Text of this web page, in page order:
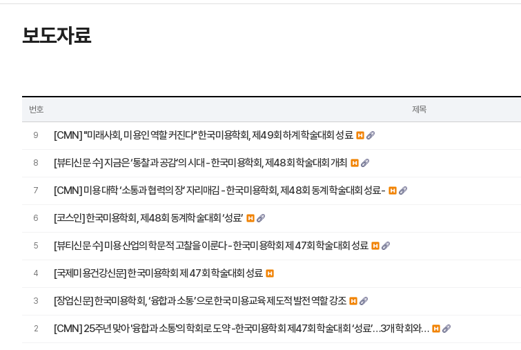
보도자료
번호
제목
9 [CMN] "미래사회, 미용인 역할 커진다" 한국미용학회, 제49회 하계 학술대회 성료
8 [뷰티신문 수] 지금은 ‘통찰과 공감’의 시대 - 한국미용학회, 제48회 학술대회 개최
7 [CMN] 미용 대학 ‘소통과 협력의 장’ 자리매김 - 한국미용학회, 제48회 동계 학술대회 성료-
6 [코스인] 한국미용학회, 제48회 동계학술대회 ‘성료’
5 [뷰티신문 수] 미용 산업의 학문적 고찰을 이룬다 - 한국미용학회 제 47회 학술대회 성료
4 [국제미용건강신문] 한국미용학회 제 47회 학술대회 성료
3 [장업신문] 한국미용학회, ‘융합과 소통’으로 한국 미용교육 제도적 발전 역할 강조
2 [CMN] 25주년 맞아 '융합과 소통'의 학회로 도약 -한국미용학회 제47회 학술대회 ‘성료’…3개 학회와…